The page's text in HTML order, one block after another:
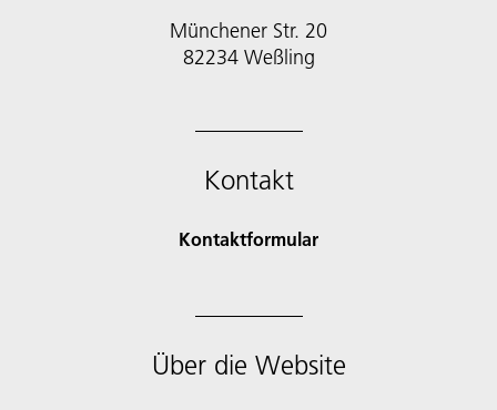
Münchener Str. 20
Kontakt
Kontaktformular
Über die Website